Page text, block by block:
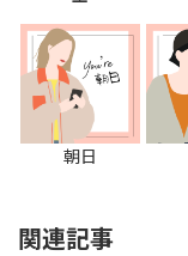
朝日
関連記事